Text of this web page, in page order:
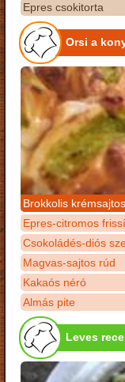
Epres csokitorta
Orsi a
Brokkolis
Epres-citromos
Csokoládés-diós
Magvas-sajtos rúd
Kakaós néró
Almás pite
Leves